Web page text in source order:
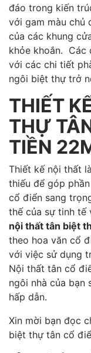
đáo trong kiến
với gam màu chủ
của các khung
khỏe khoắn. Các
với các chi tiết
ngôi biệt thự trở
THIẾT
THỰ
TIỀN
Thiết kế nội thất
thiếu để góp
cổ điển sang
thế của sự tinh tế
nội thất tân biệt
theo hoa văn cổ
với việc sử dụng
Nội thất tân cổ
ngôi nhà của bạn
hấp dẫn.
Xin mời bạn đọc
biệt thự tân cổ